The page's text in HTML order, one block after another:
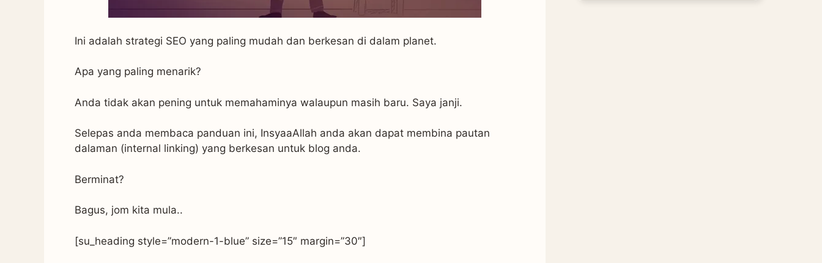
Ini adalah strategi SEO yang paling mudah dan berkesan di dalam planet.
Apa yang paling menarik?
Anda tidak akan pening untuk memahaminya walaupun masih baru. Saya janji.
Selepas anda membaca panduan ini, InsyaaAllah anda akan dapat membina pautan
dalaman (internal linking) yang berkesan untuk blog anda.
Berminat?
Bagus, jom kita mula..
[su_heading style=”modern-1-blue” size=”15″ margin=”30″]